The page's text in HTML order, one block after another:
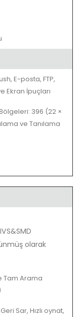
E-posta, FTP,
Ekran İpuçları
396 (22 ×
ve Tanılama
olarak
Tam Arama
Sar, Hızlı oynat,